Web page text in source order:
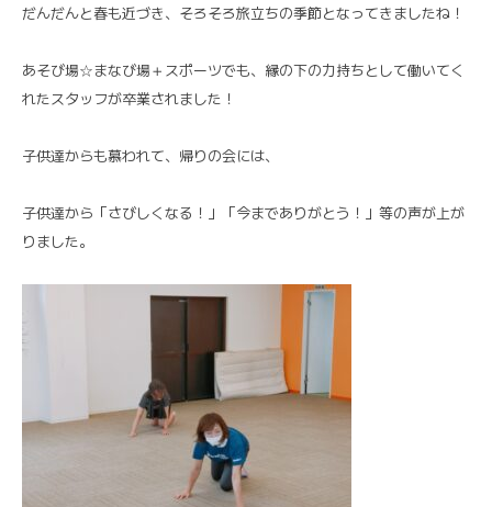
だんだんと春も近づき、そろそろ旅立ちの季節となってきましたね！
あそび場☆まなび場＋スポーツでも、縁の下の力持ちとして働いてく
れたスタッフが卒業されました！
子供達からも慕われて、帰りの会には、
子供達から「さびしくなる！」「今までありがとう！」等の声が上が
りました。